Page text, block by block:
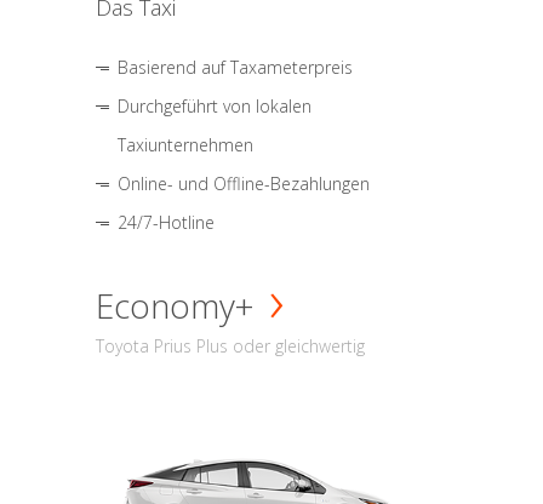
Das Taxi
Basierend auf Taxameterpreis
Durchgeführt von lokalen
Taxiunternehmen
Online- und Offline-Bezahlungen
24/7-Hotline
Economy+
Toyota Prius Plus oder gleichwertig